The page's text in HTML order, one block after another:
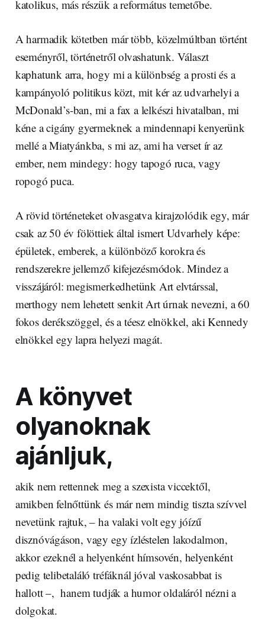
katolikus, más részük a református temetőbe.
A harmadik kötetben már több, közelmúltban történt
eseményről, történetről olvashatunk. Választ
kaphatunk arra, hogy mi a különbség a prosti és a
kampányoló politikus közt, mit kér az udvarhelyi a
McDonald’s-ban, mi a fax a lelkészi hivatalban, mi
kéne a cigány gyermeknek a mindennapi kenyerünk
mellé a Miatyánkba, s mi az, ami ha verset ír az
ember, nem mindegy: hogy tapogó ruca, vagy
ropogó puca.
A rövid történeteket olvasgatva kirajzolódik egy, már
csak az 50 év fölöttiek által ismert Udvarhely képe:
épületek, emberek, a különböző korokra és
rendszerekre jellemző kifejezésmódok. Mindez a
visszájáról: megismerkedhetünk Art elvtárssal,
merthogy nem lehetett senkit Art úrnak nevezni, a 60
fokos derékszöggel, és a téesz elnökkel, aki Kennedy
elnökkel egy lapra helyezi magát.
A könyvet
olyanoknak
ajánljuk,
akik nem rettennek meg a szexista viccektől,
amikben felnőttünk és már nem mindig tiszta szívvel
nevetünk rajtuk, – ha valaki volt egy jóízű
disznóvágáson, vagy egy ízléstelen lakodalmon,
akkor ezeknél a helyenként hímsovén, helyenként
pedig telibetaláló tréfáknál jóval vaskosabbat is
hallott –, hanem tudják a humor oldaláról nézni a
dolgokat.